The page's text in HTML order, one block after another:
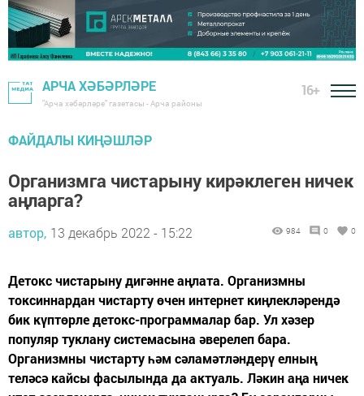
АРЧА ХӘБӘРЛӘРЕ
"Арча хәбәрләре" газетасы - Арча районы
16+
ФАЙДАЛЫ КИҢӘШЛӘР
Организмга чистарыну кирәклеген ничек
аңларга?
автор, 13 декабрь 2022 - 15:22 984 0 0
Детокс чистарыну дигәнне аңлата. Организмны
токсиннардан чистарту өчен интернет киңлекләрендә
бик күптөрле детокс-программалар бар. Ул хәзер
популяр туклану системасына әверелеп бара.
Организмны чистарту һәм сәламәтләндерү елның
теләсә кайсы фасылында да актуаль. Ләкин аңа ничек